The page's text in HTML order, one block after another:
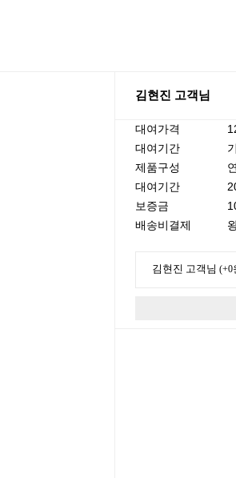
김현진 고객님
대여가격
대여기간
제품구성
대여기간
보증금
배송비결제
김현진 고객님 (+0